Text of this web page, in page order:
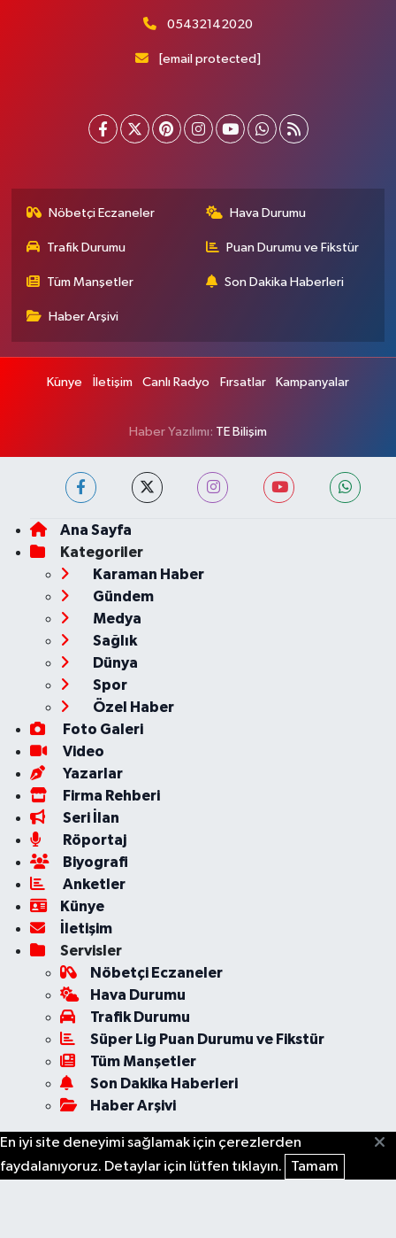
05432142020
[email protected]
Nöbetçi Eczaneler Hava Durumu
Trafik Durumu Puan Durumu ve Fikstür
Tüm Manşetler Son Dakika Haberleri
Haber Arşivi
Künye İletişim Canlı Radyo Fırsatlar Kampanyalar
Haber Yazılımı: TE Bilişim
Ana Sayfa
Kategoriler
Karaman Haber
Gündem
Medya
Sağlık
Dünya
Spor
Özel Haber
Foto Galeri
Video
Yazarlar
Firma Rehberi
Seri İlan
Röportaj
Biyografi
Anketler
Künye
İletişim
Servisler
Nöbetçi Eczaneler
Hava Durumu
Trafik Durumu
Süper Lig Puan Durumu ve Fikstür
Tüm Manşetler
Son Dakika Haberleri
Haber Arşivi
En iyi site deneyimi sağlamak için çerezlerden
faydalanıyoruz. Detaylar için lütfen tıklayın.
Tamam